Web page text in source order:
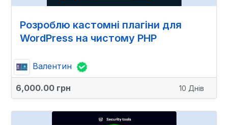
Розроблю кастомні плагіни для
WordPress на чистому PHP
Валентин
6,000.00 грн 10 Днів